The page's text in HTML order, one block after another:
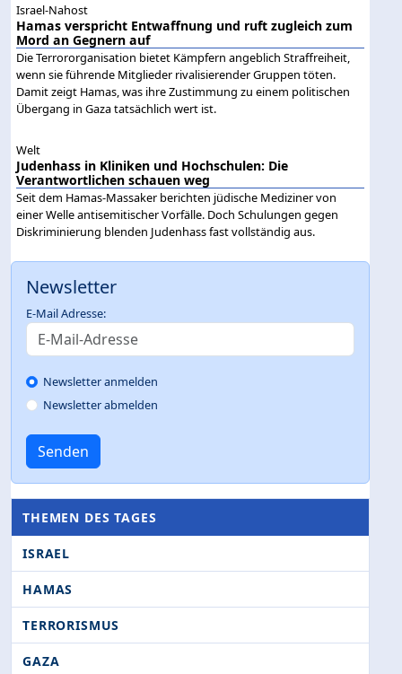
Israel-Nahost
Hamas verspricht Entwaffnung und ruft zugleich zum
Mord an Gegnern auf
Die Terrororganisation bietet Kämpfern angeblich Straffreiheit,
wenn sie führende Mitglieder rivalisierender Gruppen töten.
Damit zeigt Hamas, was ihre Zustimmung zu einem politischen
Übergang in Gaza tatsächlich wert ist.
Welt
Judenhass in Kliniken und Hochschulen: Die
Verantwortlichen schauen weg
Seit dem Hamas-Massaker berichten jüdische Mediziner von
einer Welle antisemitischer Vorfälle. Doch Schulungen gegen
Diskriminierung blenden Judenhass fast vollständig aus.
Newsletter
E-Mail Adresse:
Newsletter anmelden
Newsletter abmelden
Senden
THEMEN DES TAGES
ISRAEL
HAMAS
TERRORISMUS
GAZA